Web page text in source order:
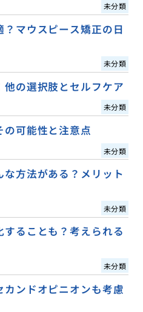
未分類
マウスピース矯正の日
未分類
の選択肢とセルフケア
未分類
可能性と注意点
未分類
方法がある？メリット
未分類
ることも？考えられる
未分類
ンドオピニオンも考慮